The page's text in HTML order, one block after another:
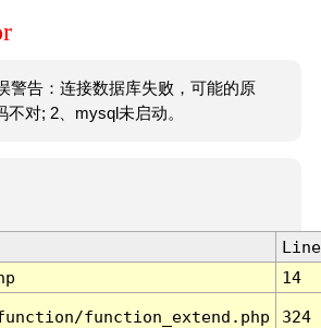
警告：连接数据库失败，可能的原
不对; 2、mysql未启动。
Line
14
function_extend.php 324